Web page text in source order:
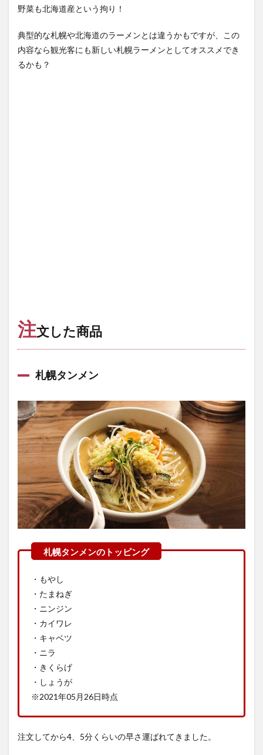
野菜も北海道産という拘り！
典型的な札幌や北海道のラーメンとは違うかもですが、この
内容なら観光客にも新しい札幌ラーメンとしてオススメでき
るかも？
注文した商品
札幌タンメン
・もやし
・たまねぎ
・ニンジン
・カイワレ
・キャベツ
・ニラ
・きくらげ
・しょうが
※2021年05月26日時点
注文してから4、5分くらいの早さ運ばれてきました。